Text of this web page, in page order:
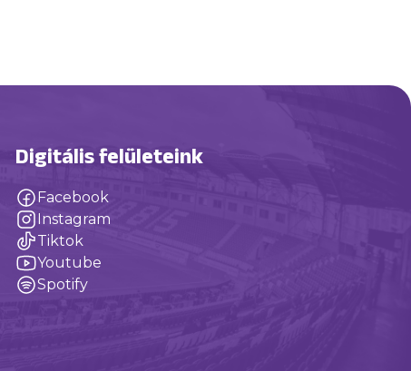
Digitális felületeink
Facebook
Instagram
Tiktok
Youtube
Spotify